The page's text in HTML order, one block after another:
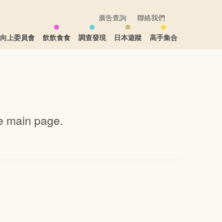
廣告查詢
聯絡我們
上委員會
飲飲食食 調查發現 日本遊蹤 高手集合
main page.